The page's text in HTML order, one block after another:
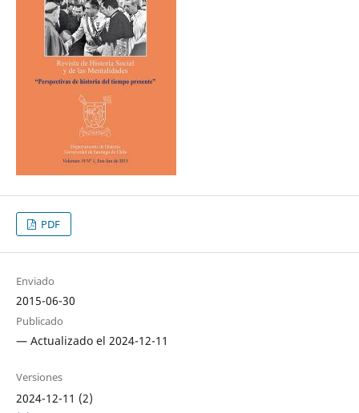
PDF
Enviado
2015-06-30
Publicado
— Actualizado el 2024-12-11
Versiones
2024-12-11 (2)